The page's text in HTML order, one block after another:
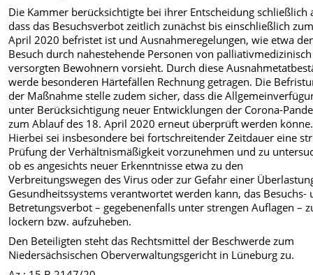
Die Kammer berücksichtigte bei ihrer Entscheidung schließlich
dass das Besuchsverbot zeitlich zunächst bis einschließlich
April 2020 befristet ist und Ausnahmeregelungen, wie etwa
Besuch durch nahestehende Personen von palliativmedizinisch
versorgten Bewohnern vorsieht. Durch diese
werde besonderen Härtefällen Rechnung getragen. Die
der Maßnahme stelle zudem sicher, dass die
unter Berücksichtigung neuer Entwicklungen der Corona-
zum Ablauf des 18. April 2020 erneut überprüft werden könne.
Hierbei sei insbesondere bei fortschreitender Zeitdauer eine
Prüfung der Verhältnismäßigkeit vorzunehmen und zu
ob es angesichts neuer Erkenntnisse etwa zu den
Verbreitungswegen des Virus oder zur Gefahr einer
Gesundheitssystems verantwortet werden kann, das Besuchs-
Betretungsverbot – gegebenenfalls unter strengen Auflagen –
lockern bzw. aufzuheben.
Den Beteiligten steht das Rechtsmittel der Beschwerde zum
Niedersächsischen Oberverwaltungsgericht in Lüneburg zu.